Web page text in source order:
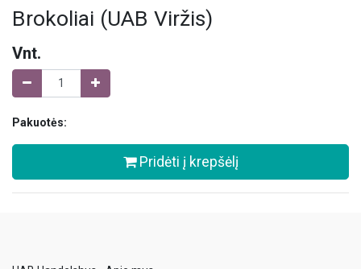
Brokoliai (UAB Viržis)
Vnt.
Pakuotės:
Pridėti į krepšėlį